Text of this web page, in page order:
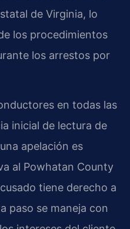
de Virginia, lo
los procedimientos
los arrestos por
en todas las
inicial de lectura de
apelación es
al Powhatan County
tiene derecho a
paso se maneja con